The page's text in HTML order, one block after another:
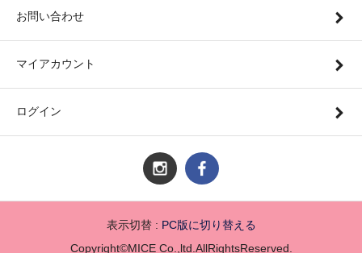
お問い合わせ
マイアカウント
ログイン
表示切替 : PC版に切り替える
Copyright©MICE Co.,ltd.AllRightsReserved.